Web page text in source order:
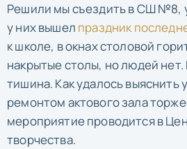
Решили мы съездить в СШ №8,
у них вышел праздник
к школе, в окнах столовой
накрытые столы, но людей
тишина. Как удалось выяснить
ремонтом актового зала
мероприятие проводится в
творчества.